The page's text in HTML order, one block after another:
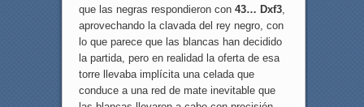
que las negras respondieron con 43… Dxf3,
aprovechando la clavada del rey negro, con
lo que parece que las blancas han decidido
la partida, pero en realidad la oferta de esa
torre llevaba implícita una celada que
conduce a una red de mate inevitable que